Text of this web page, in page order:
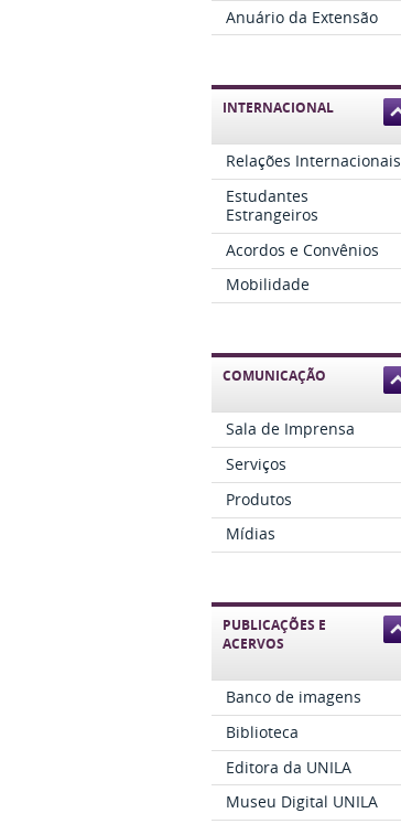
Anuário da Extensão
INTERNACIONAL
Relações Internacionais
Estudantes
Estrangeiros
Acordos e Convênios
Mobilidade
COMUNICAÇÃO
Sala de Imprensa
Serviços
Produtos
Mídias
PUBLICAÇÕES E
ACERVOS
Banco de imagens
Biblioteca
Editora da UNILA
Museu Digital UNILA